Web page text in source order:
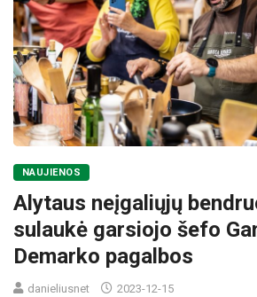
NAUJIENOS
Alytaus neįgaliųjų
sulaukė garsiojo šefo
Demarko pagalbos
danieliusnet 2023-12-15